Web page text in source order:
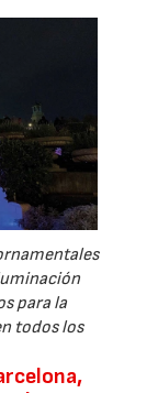
para la
todos los